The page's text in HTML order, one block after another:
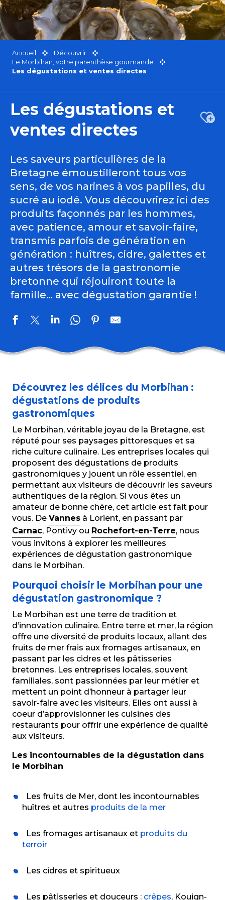
Accueil
Découvrir
Le Morbihan, votre parenthèse gourmande
Les dégustations et ventes directes
Les dégustations et
ventes directes
Les saveurs particulières de la
Bretagne émoustilleront tous vos
sens, de vos narines à vos papilles, du
sucré au iodé. Vous découvrirez ici des
produits façonnés par les hommes,
avec patience, amour et savoir-faire,
transmis parfois de génération en
génération : huîtres, cidre, galettes et
autres trésors de la gastronomie
bretonne qui réjouiront toute la
famille… avec dégustation garantie !
Maison Le Dréan
Huîtres Cailloce Eric
Ferme de Menez Douar Ellez
Biscuiterie Joubard
La Cité du caramel Carabreizh
Chez Lucien - Huîtres Crénéguy
La Cabane à Jo
Ronan Lorgeoux Ostréiculteur
Richard Laurance, Apiculteur
Vins & Saveurs d'Alré
Découvrez les délices du Morbihan :
dégustations de produits
gastronomiques
Le Morbihan, véritable joyau de la Bretagne, est
réputé pour ses paysages pittoresques et sa
riche culture culinaire. Les entreprises locales qui
proposent des dégustations de produits
gastronomiques y jouent un rôle essentiel, en
permettant aux visiteurs de découvrir les saveurs
authentiques de la région. Si vous êtes un
amateur de bonne chère, cet article est fait pour
vous. De Vannes à Lorient, en passant par
Carnac, Pontivy ou Rochefort-en-Terre, nous
vous invitons à explorer les meilleures
expériences de dégustation gastronomique
dans le Morbihan.
Pourquoi choisir le Morbihan pour une
dégustation gastronomique ?
Le Morbihan est une terre de tradition et
d’innovation culinaire. Entre terre et mer, la région
offre une diversité de produits locaux, allant des
fruits de mer frais aux fromages artisanaux, en
passant par les cidres et les pâtisseries
bretonnes. Les entreprises locales, souvent
familiales, sont passionnées par leur métier et
mettent un point d’honneur à partager leur
savoir-faire avec les visiteurs. Elles ont aussi à
coeur d’approvisionner les cuisines des
restaurants pour offrir une expérience de qualité
aux visiteurs.
Les incontournables de la dégustation dans
le Morbihan
Les fruits de Mer, dont les incontournables
huîtres et autres produits de la mer
Les fromages artisanaux et produits du
terroir
Les cidres et spiritueux
Les pâtisseries et douceurs : crêpes, Kouign-